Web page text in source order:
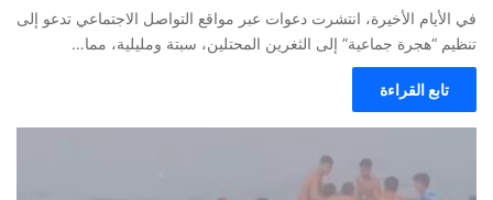
في الأيام الأخيرة، انتشرت دعوات عبر مواقع التواصل الاجتماعي تدعو إلى
تنظيم “هجرة جماعية” إلى الثغرين المحتلين، سبتة ومليلية، مما…
تابع القراءة